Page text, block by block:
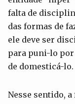
falta de
das formas de
ele deve ser
para puni-lo por
de domesticá-lo.
Nesse sentido,